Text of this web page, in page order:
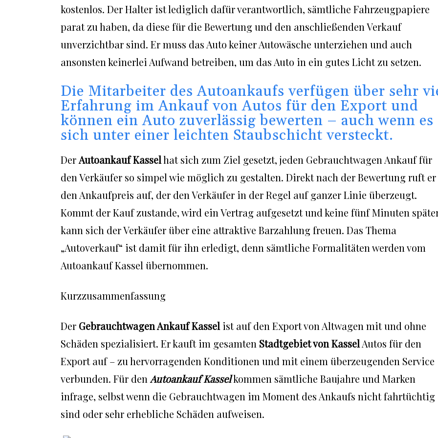
kostenlos. Der Halter ist lediglich dafür verantwortlich, sämtliche Fahrzeugpapiere
parat zu haben, da diese für die Bewertung und den anschließenden Verkauf
unverzichtbar sind. Er muss das Auto keiner Autowäsche unterziehen und auch
ansonsten keinerlei Aufwand betreiben, um das Auto in ein gutes Licht zu setzen.
Die Mitarbeiter des Autoankaufs verfügen über sehr
Erfahrung im Ankauf von Autos für den Export und
können ein Auto zuverlässig bewerten – auch wenn es
sich unter einer leichten Staubschicht versteckt.
DerAutoankauf Kasselhat sich zum Ziel gesetzt, jeden Gebrauchtwagen Ankauf für
den Verkäufer so simpel wie möglich zu gestalten. Direkt nach der Bewertung ruft er
den Ankaufpreis auf, der den Verkäufer in der Regel auf ganzer Linie überzeugt.
Kommt der Kauf zustande, wird ein Vertrag aufgesetzt und keine fünf Minuten
kann sich der Verkäufer über eine attraktive Barzahlung freuen. Das Thema
„Autoverkauf“ ist damit für ihn erledigt, denn sämtliche Formalitäten werden vom
Autoankauf Kassel übernommen.
Kurzzusammenfassung
Der Gebrauchtwagen Ankauf Kassel ist auf den Export von Altwagen mit und ohne
Schäden spezialisiert. Er kauft im gesamten Stadtgebiet von KasselAutos für den
Export auf – zu hervorragenden Konditionen und mit einem überzeugenden Service
verbunden. Für den Autoankauf Kasselkommen sämtliche Baujahre und Marken
infrage, selbst wenn die Gebrauchtwagen im Moment des Ankaufs nicht fahrtüchtig
sind oder sehr erhebliche Schäden aufweisen.